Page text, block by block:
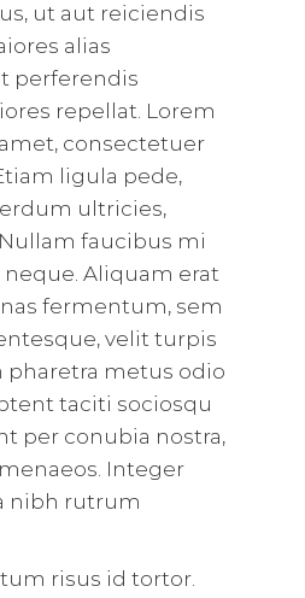
ut aut reiciendis
alias
perferendis
repellat. Lorem
consectetuer
ligula pede,
ultricies,
faucibus mi
Aliquam erat
fermentum, sem
velit turpis
pharetra metus odio
taciti sociosqu
per conubia nostra,
Integer
nibh rutrum
risus id tortor.